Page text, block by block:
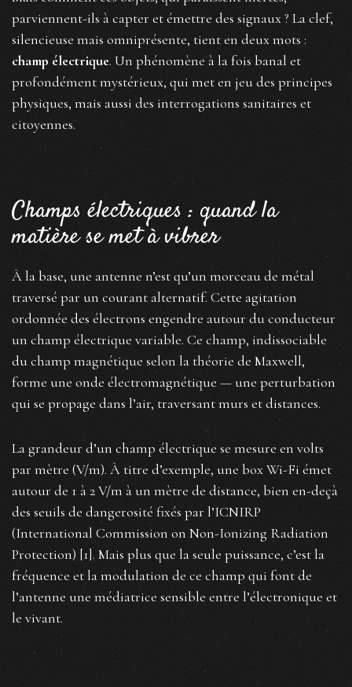
parviennent-ils à capter et émettre des signaux ? La clef,
silencieuse mais omniprésente, tient en deux mots :
champ électrique. Un phénomène à la fois banal et
profondément mystérieux, qui met en jeu des principes
physiques, mais aussi des interrogations sanitaires et
citoyennes.
Champs électriques : quand la
matière se met à vibrer
À la base, une antenne n’est qu’un morceau de métal
traversé par un courant alternatif. Cette agitation
ordonnée des électrons engendre autour du conducteur
un champ électrique variable. Ce champ, indissociable
du champ magnétique selon la théorie de Maxwell,
forme une onde électromagnétique — une perturbation
qui se propage dans l’air, traversant murs et distances.
La grandeur d’un champ électrique se mesure en volts
par mètre (V/m). À titre d’exemple, une box Wi-Fi émet
autour de 1 à 2 V/m à un mètre de distance, bien en-deçà
des seuils de dangerosité fixés par l’ICNIRP
(International Commission on Non-Ionizing Radiation
Protection) [1]. Mais plus que la seule puissance, c’est la
fréquence et la modulation de ce champ qui font de
l’antenne une médiatrice sensible entre l’électronique et
le vivant.